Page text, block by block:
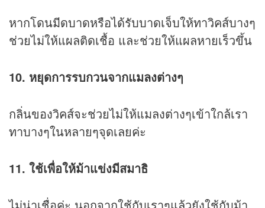
หากโดนมีดบาดหรือได้รับบาดเจ็บให้ทาวิคส์บางๆ
ช่วยไม่ให้แผลติดเชื้อ และช่วยให้แผลหายเร็วขึ้น
10. หยุดการรบกวนจากแมลงต่างๆ
กลิ่นของวิคส์จะช่วยไม่ให้แมลงต่างๆเข้าใกล้เรา
ทาบางๆในหลายๆจุดเลยค่ะ
11. ใช้เพื่อให้ม้าแข่งมีสมาธิ